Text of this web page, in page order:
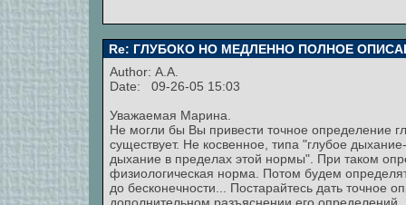
Re: ГЛУБОКО НО МЕДЛЕННО ПОЛНОЕ
Author: А.А.
Date: 09-26-05 15:03
Уважаемая Марина.
Не могли бы Вы привести точное определение
существует. Не косвенное, типа "глубое
дыхание в пределах этой нормы". При таком
физиологическая норма. Потом будем
до бесконечности... Постарайтесь дать точное